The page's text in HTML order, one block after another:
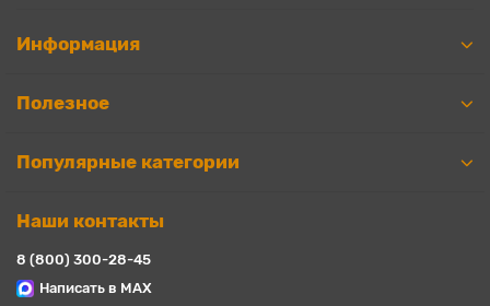
Информация
Полезное
Популярные категории
Наши контакты
8 (800) 300-28-45
Написать в MAX